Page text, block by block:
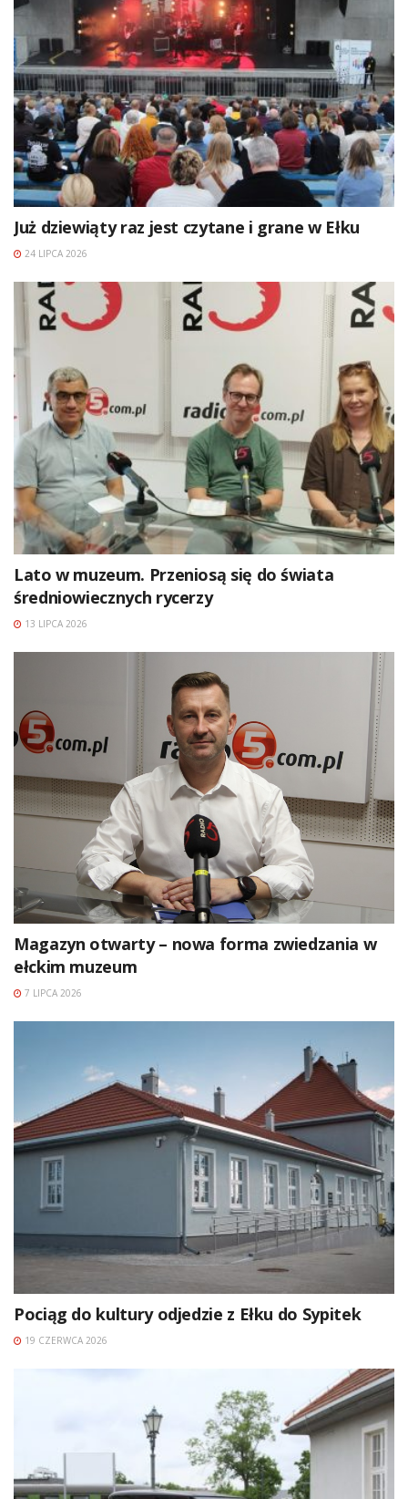
Już dziewiąty raz jest czytane i grane w Ełku
24 LIPCA 2026
Lato w muzeum. Przeniosą się do świata
średniowiecznych rycerzy
13 LIPCA 2026
Magazyn otwarty – nowa forma zwiedzania w
ełckim muzeum
7 LIPCA 2026
Pociąg do kultury odjedzie z Ełku do Sypitek
19 CZERWCA 2026